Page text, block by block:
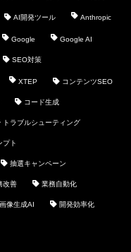
AI開発ツール Anthropic
Google Google AI
SEO対策
XTEP コンテンツSEO
コード生成
トラブルシューティング
プト
抽選キャンペーン
改善 業務自動化
画像生成AI 開発効率化